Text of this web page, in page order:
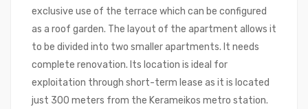
exclusive use of the terrace which can be configured
as a roof garden. The layout of the apartment allows it
to be divided into two smaller apartments. It needs
complete renovation. Its location is ideal for
exploitation through short-term lease as it is located
just 300 meters from the Kerameikos metro station.